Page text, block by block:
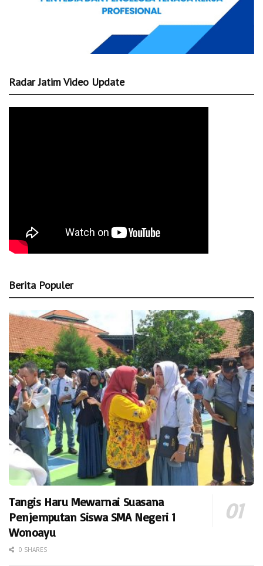
Radar Jatim Video Update
Berita Populer
Tangis Haru Mewarnai Suasana
Penjemputan Siswa SMA Negeri 1
Wonoayu
0 SHARES